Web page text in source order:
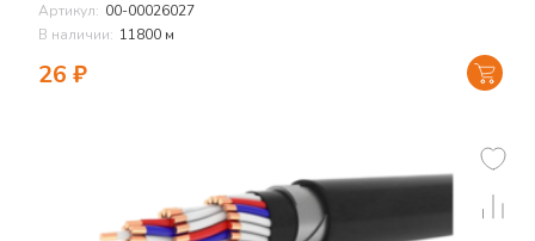
Артикул: 00-00026027
В наличии: 11800 м
26 ₽